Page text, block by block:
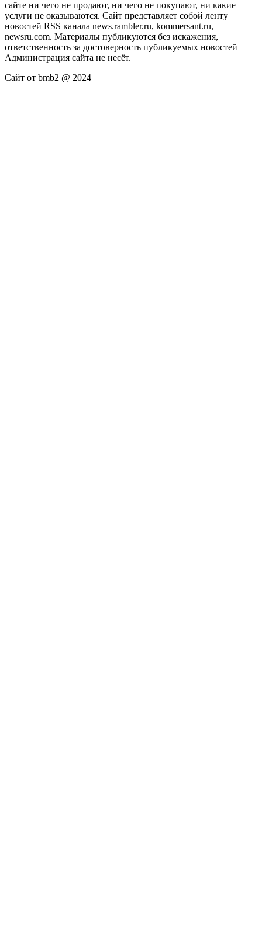
сайте ни чего не продают, ни чего не покупают, ни какие
услуги не оказываются. Сайт представляет собой ленту
новостей RSS канала news.rambler.ru, kommersant.ru,
newsru.com. Материалы публикуются без искажения,
ответственность за достоверность публикуемых новостей
Администрация сайта не несёт.
Сайт от bmb2 @ 2024